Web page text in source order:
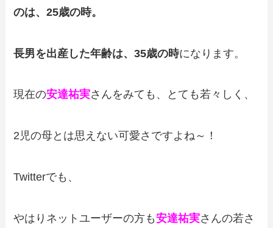
のは、25歳の時。
長男を出産した年齢は、35歳の時になります。
現在の安達祐実さんをみても、とても若々しく、
2児の母とは思えない可愛さですよね～！
Twitterでも、
やはりネットユーザーの方も安達祐実さんの若さ